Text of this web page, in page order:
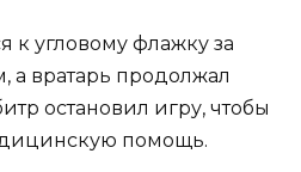
к угловому флажку за
вратарь продолжал
остановил игру, чтобы
помощь.